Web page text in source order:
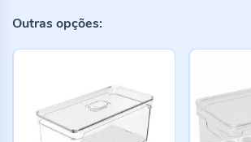
Outras opções: